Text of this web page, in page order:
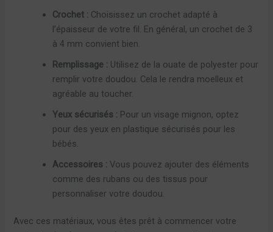
Crochet : Choisissez un crochet adapté à
l’épaisseur de votre fil. En général, un crochet de 3
à 4 mm convient bien.
Remplissage : Utilisez de la ouate de polyester pour
remplir votre doudou. Cela le rendra moelleux et
agréable au toucher.
Yeux sécurisés : Pour un visage mignon, optez
pour des yeux en plastique sécurisés pour les
bébés.
Accessoires : Vous pouvez ajouter des éléments
comme des rubans ou des tissus pour
personnaliser votre doudou.
Avec ces matériaux, vous êtes prêt à commencer votre